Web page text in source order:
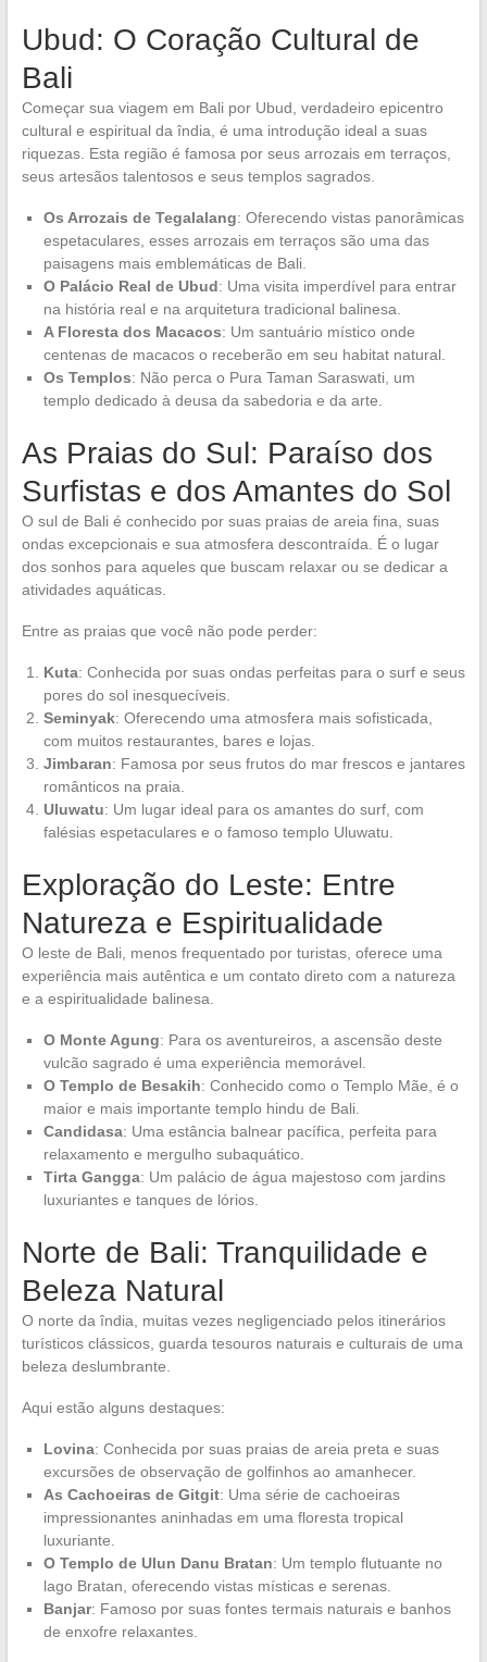
Ubud: O Coração Cultural de
Bali
Começar sua viagem em Bali por Ubud, verdadeiro epicentro
cultural e espiritual da îndia, é uma introdução ideal a suas
riquezas. Esta região é famosa por seus arrozais em terraços,
seus artesãos talentosos e seus templos sagrados.
Os Arrozais de Tegalalang: Oferecendo vistas panorâmicas
espetaculares, esses arrozais em terraços são uma das
paisagens mais emblemáticas de Bali.
O Palácio Real de Ubud: Uma visita imperdível para entrar
na história real e na arquitetura tradicional balinesa.
A Floresta dos Macacos: Um santuário místico onde
centenas de macacos o receberão em seu habitat natural.
Os Templos: Não perca o Pura Taman Saraswati, um
templo dedicado à deusa da sabedoria e da arte.
As Praias do Sul: Paraíso dos
Surfistas e dos Amantes do Sol
O sul de Bali é conhecido por suas praias de areia fina, suas
ondas excepcionais e sua atmosfera descontraída. É o lugar
dos sonhos para aqueles que buscam relaxar ou se dedicar a
atividades aquáticas.
Entre as praias que você não pode perder:
Kuta: Conhecida por suas ondas perfeitas para o surf e seus
pores do sol inesquecíveis.
Seminyak: Oferecendo uma atmosfera mais sofisticada,
com muitos restaurantes, bares e lojas.
Jimbaran: Famosa por seus frutos do mar frescos e jantares
românticos na praia.
Uluwatu: Um lugar ideal para os amantes do surf, com
falésias espetaculares e o famoso templo Uluwatu.
Exploração do Leste: Entre
Natureza e Espiritualidade
O leste de Bali, menos frequentado por turistas, oferece uma
experiência mais autêntica e um contato direto com a natureza
e a espiritualidade balinesa.
O Monte Agung: Para os aventureiros, a ascensão deste
vulcão sagrado é uma experiência memorável.
O Templo de Besakih: Conhecido como o Templo Mãe, é o
maior e mais importante templo hindu de Bali.
Candidasa: Uma estância balnear pacífica, perfeita para
relaxamento e mergulho subaquático.
Tirta Gangga: Um palácio de água majestoso com jardins
luxuriantes e tanques de lórios.
Norte de Bali: Tranquilidade e
Beleza Natural
O norte da îndia, muitas vezes negligenciado pelos itinerários
turísticos clássicos, guarda tesouros naturais e culturais de uma
beleza deslumbrante.
Aqui estão alguns destaques:
Lovina: Conhecida por suas praias de areia preta e suas
excursões de observação de golfinhos ao amanhecer.
As Cachoeiras de Gitgit: Uma série de cachoeiras
impressionantes aninhadas em uma floresta tropical
luxuriante.
O Templo de Ulun Danu Bratan: Um templo flutuante no
lago Bratan, oferecendo vistas místicas e serenas.
Banjar: Famoso por suas fontes termais naturais e banhos
de enxofre relaxantes.